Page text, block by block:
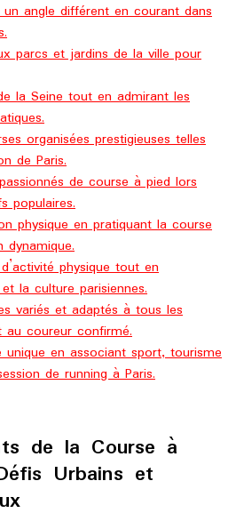
angle différent en courant dans
parcs et jardins de la ville pour
la Seine tout en admirant les
organisées prestigieuses telles
de Paris.
de course à pied lors
populaires.
physique en pratiquant la course
dynamique.
physique tout en
la culture parisiennes.
variés et adaptés à tous les
au coureur confirmé.
unique en associant sport, tourisme
de running à Paris.
de la Course à
Urbains et